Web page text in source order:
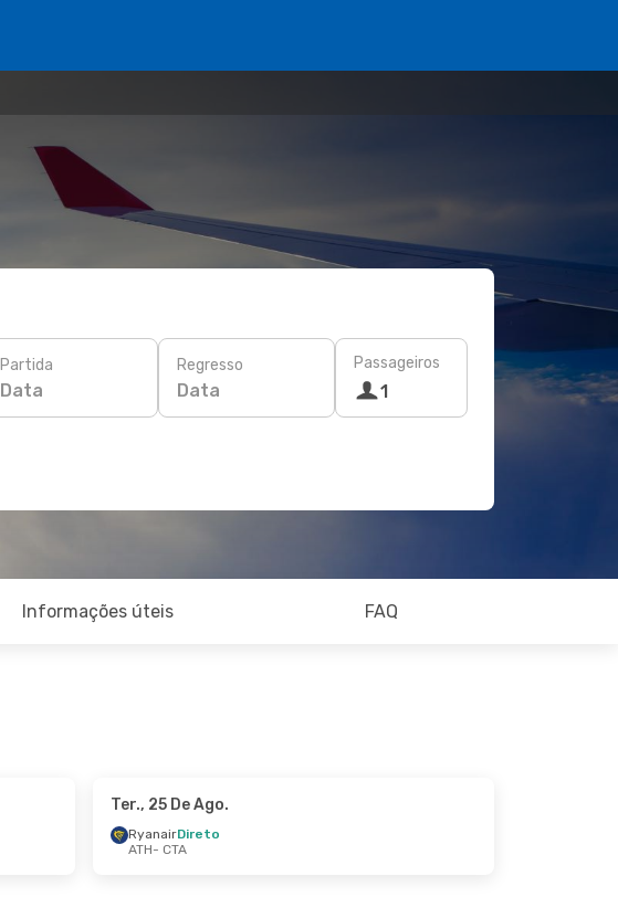
Partida
Data
Regresso
Data
Passageiros
1
Informações úteis FAQ
Ter., 25 De Ago.
RyanairDireto
ATH- CTA